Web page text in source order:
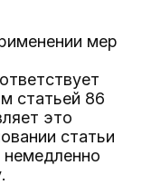
мер
статьей 86
это
статьи
немедленно